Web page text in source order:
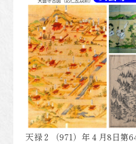
天禄２（971）年４月8日第